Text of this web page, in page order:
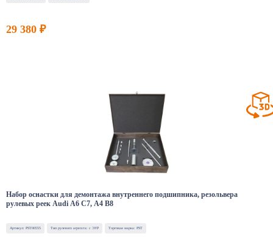
29 380 ₽
Набор оснастки для демонтажа внутреннего подшипника, резольвера
рулевых реек Audi A6 C7, A4 B8
Артикул: PST00555 Тип рулевого агрегата: с ЭУР Торговая марка: PST